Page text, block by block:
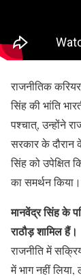
राजनीतिक
सिंह की भांति
पश्चात्, उन्होंने
सरकार के दौरान
सिंह को उपेक्षित
का समर्थन किया।
मानवेंद्र सिंह के
राठौड़ शामिल हैं।
राजनीति में
में भाग नहीं